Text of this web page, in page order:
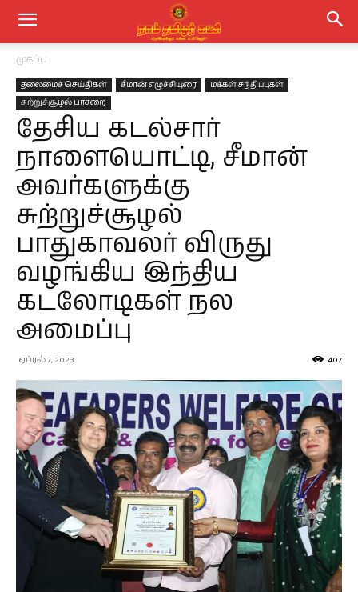
முகப்பு
தலைமைச் செய்திகள் சீமான் எழுச்சியுரை
மக்கள் சந்திப்புகள்
சுற்றுச்சூழல் பாசறை
தேசிய கடல்சார்
நாளையொட்டி, சீமான்
அவர்களுக்கு
சுற்றுச்சூழல்
பாதுகாவலர் விருது
வழங்கிய இந்திய
கடலோடிகள் நல
அமைப்பு
ஏப்ரல் 7, 2023 407